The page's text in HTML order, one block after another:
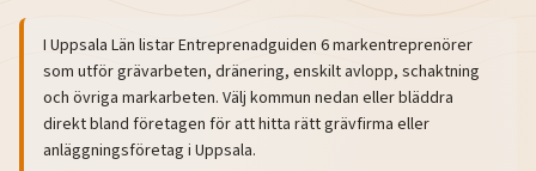
I Uppsala Län listar Entreprenadguiden 6markentreprenörer
som utför grävarbeten, dränering, enskilt avlopp, schaktning
och övriga markarbeten. Välj kommun nedan eller bläddra
direkt bland företagen för att hitta rätt grävfirma eller
anläggningsföretag i Uppsala.